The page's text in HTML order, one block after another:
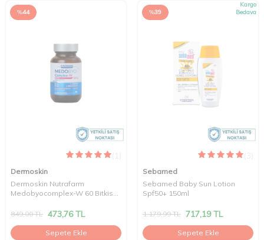
%44
Dermoskin
Dermoskin Nutrafarm
Medobyocomplex-W 60 Bitkisel
849,00TL 473,76TL
Sepete Ekle
%39
Kargo
Bedava
Sebamed
Sebamed Baby Sun Lotion
Spf50+ 150ml
1.179,99TL 717,19TL
Sepete Ekle